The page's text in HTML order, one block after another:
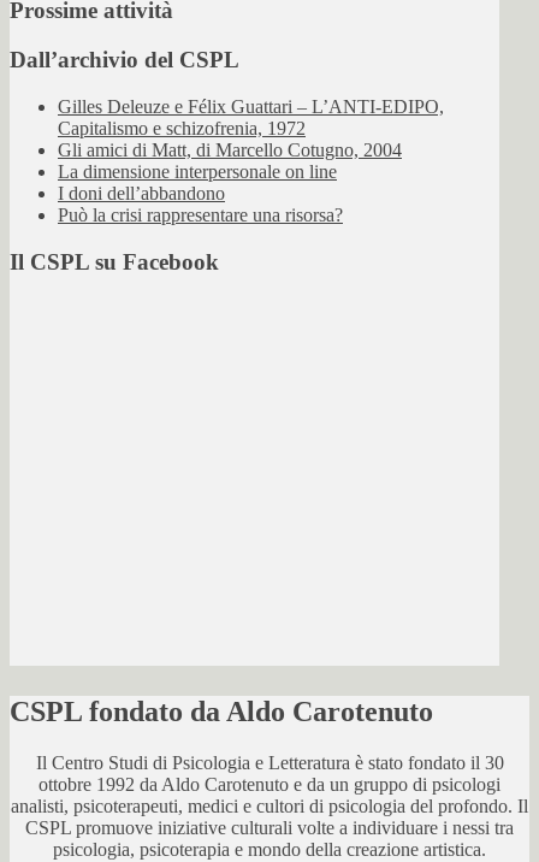
Prossime attività
Dall’archivio del CSPL
Gilles Deleuze e Félix Guattari – L’ANTI-EDIPO,
Capitalismo e schizofrenia, 1972
Gli amici di Matt, di Marcello Cotugno, 2004
La dimensione interpersonale on line
I doni dell’abbandono
Può la crisi rappresentare una risorsa?
Il CSPL su Facebook
CSPL fondato da Aldo Carotenuto
Il Centro Studi di Psicologia e Letteratura è stato fondato il 30
ottobre 1992 da Aldo Carotenuto e da un gruppo di psicologi
analisti, psicoterapeuti, medici e cultori di psicologia del profondo. Il
CSPL promuove iniziative culturali volte a individuare i nessi tra
psicologia, psicoterapia e mondo della creazione artistica.